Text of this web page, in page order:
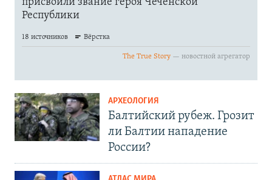
АРХЕОЛОГИЯ
Балтийский рубеж. Грозит
ли Балтии нападение
России?